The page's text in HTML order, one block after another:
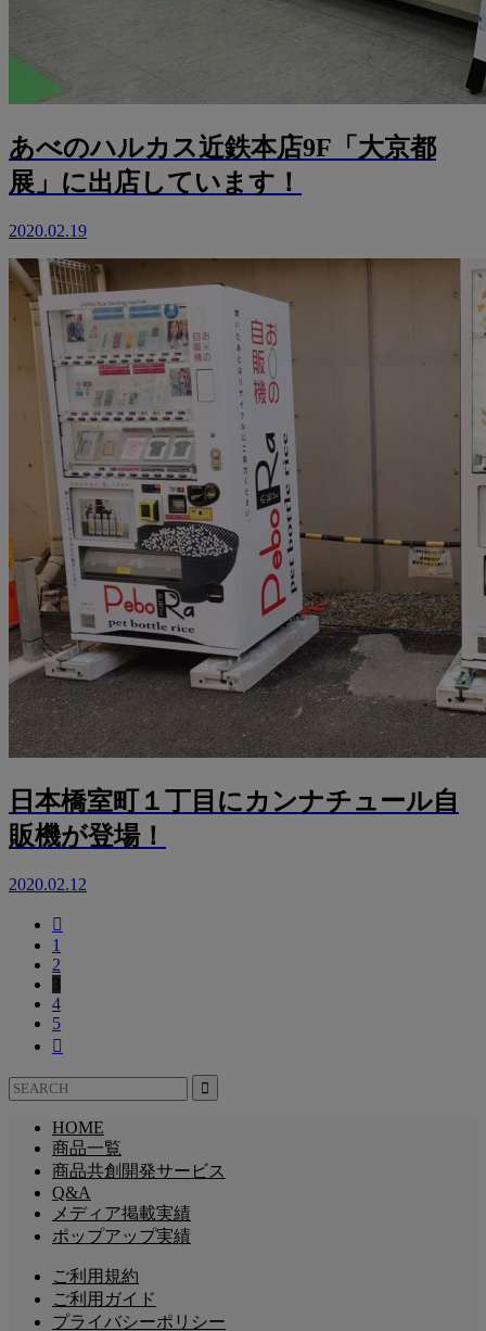
あべのハルカス近鉄本店9F「大京都
展」に出店しています！
2020.02.19
日本橋室町１丁目にカンナチュール自
販機が登場！
2020.02.12

1
2
3
4
5

HOME
商品一覧
商品共創開発サービス
Q&A
メディア掲載実績
ポップアップ実績
ご利用規約
ご利用ガイド
プライバシーポリシー